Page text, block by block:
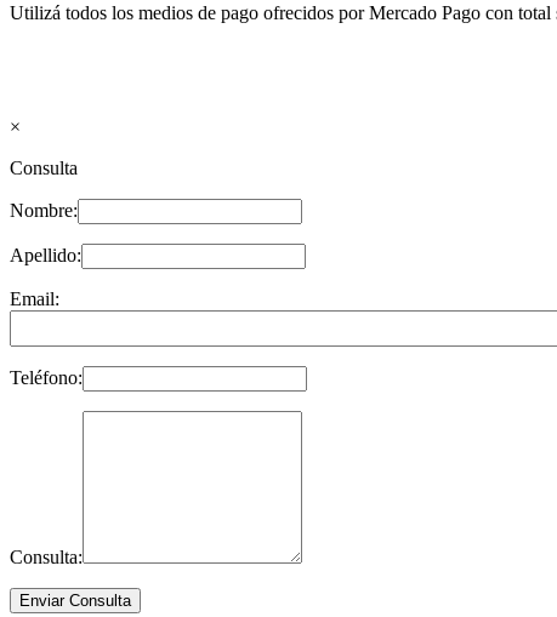
Utilizá todos los medios de pago ofrecidos por Mercado Pago con total
×
Consulta
Nombre:
Apellido:
Email:
Teléfono:
Consulta: